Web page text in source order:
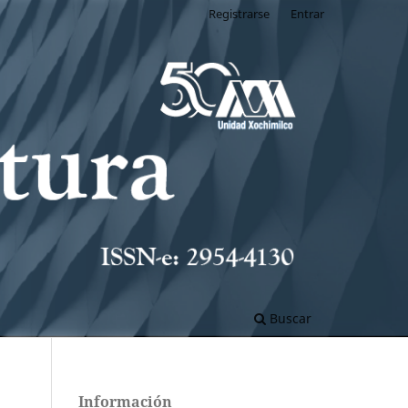
Buscar
Registrarse Entrar
Información